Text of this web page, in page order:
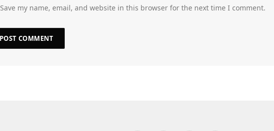
Save my name, email, and website in this browser for the next time I comment.